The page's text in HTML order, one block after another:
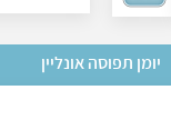
יומן תפוסה אונליין